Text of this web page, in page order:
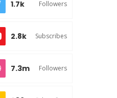
1.7k Followers
2.8k Subscribes
7.3m Followers